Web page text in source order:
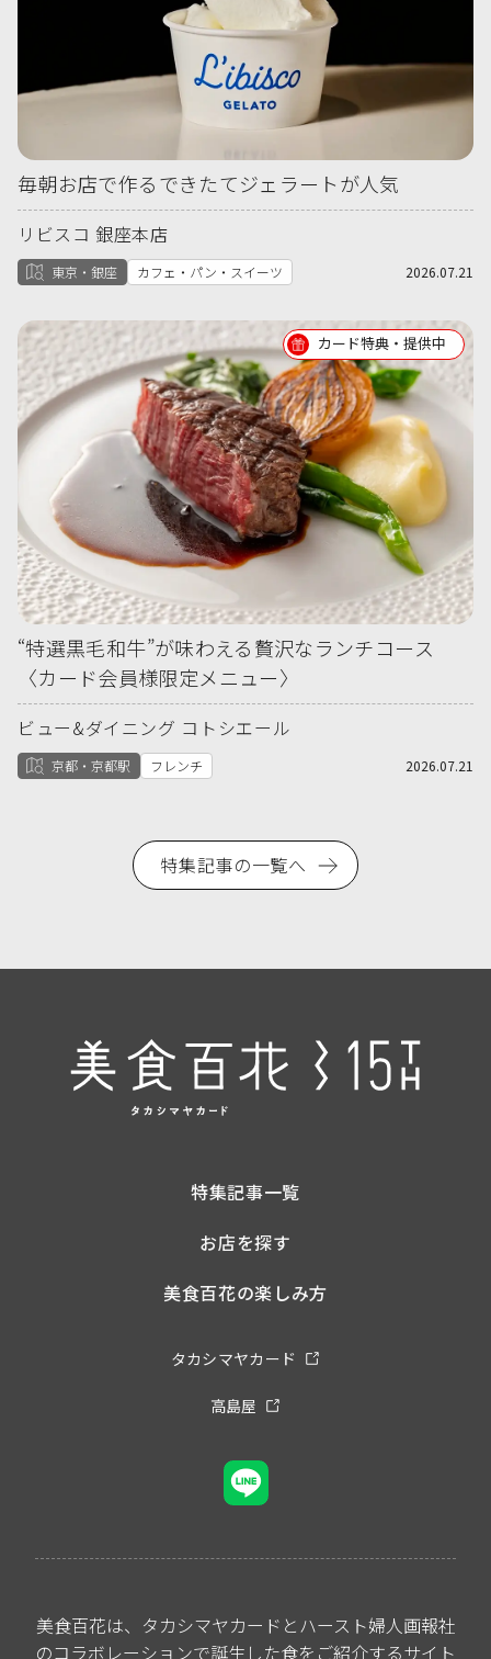
毎朝お店で作るできたてジェラートが人気
リビスコ 銀座本店
東京・銀座 カフェ・パン・スイーツ 2026.07.21
カード特典・提供中
“特選黒毛和牛”が味わえる贅沢なランチコース
〈カード会員様限定メニュー〉
ビュー&ダイニング コトシエール
京都・京都駅 フレンチ 2026.07.21
特集記事の一覧へ
特集記事一覧
お店を探す
美食百花の楽しみ方
タカシマヤカード
高島屋
美食百花は、タカシマヤカードとハースト婦人画報社
のコラボレーションで誕生した食をご紹介するサイト